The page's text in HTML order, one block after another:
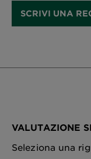
SCRIVI UNA
VALUTAZIONE
Seleziona una